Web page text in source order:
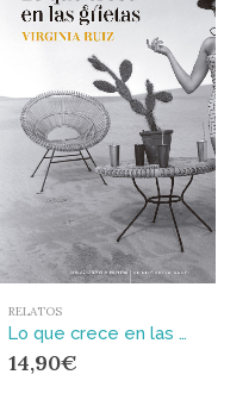
RELATOS
Lo que crece en las grietas
14,90€